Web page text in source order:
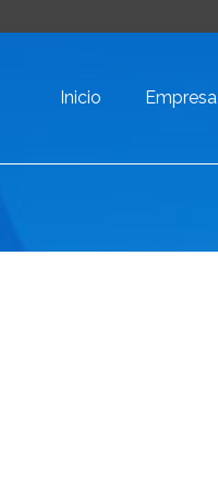
Inicio Empresa